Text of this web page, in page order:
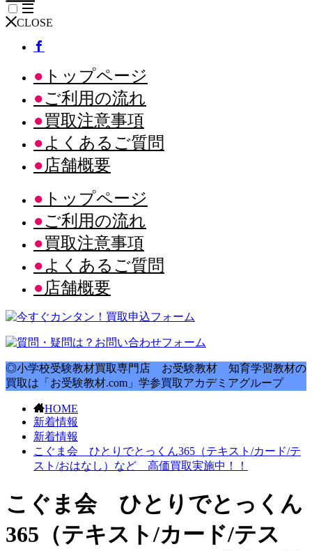
CLOSE
トップページ
ご利用の流れ
買取注意事項
よくあるご質問
店舗概要
トップページ
ご利用の流れ
買取注意事項
よくあるご質問
店舗概要
◎小学校受験教材買取専門店 お受験教材 知育学習教材の
買取は「お受験教材.com」学参買取アカデミアグループ
HOME
新着情報
新着情報
こぐま会 ひとりでとっくん365（テキスト/カード/テ
スト/おはなし）など 高価買取実施中！！
こぐま会 ひとりでとっくん
365（テキスト/カード/テス